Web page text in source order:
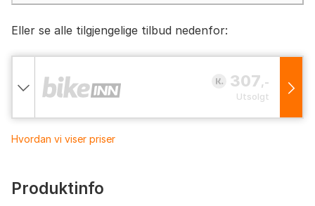
Eller se alle tilgjengelige tilbud nedenfor:
307,-
Utsolgt
Hvordan vi viser priser
Produktinfo